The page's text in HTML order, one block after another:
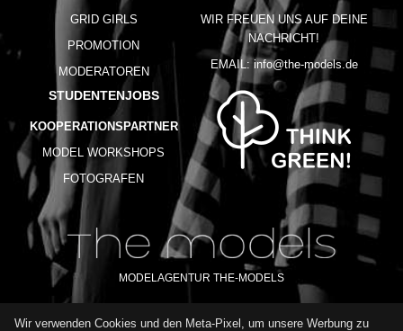
GRID GIRLS
PROMOTION
MODERATOREN
STUDENTENJOBS
KOOPERATIONSPARTNER
MODEL WORKSHOPS
FOTOGRAFEN
WIR FREUEN UNS AUF DEINE
NACHRICHT!
EMAIL: info@the-models.de
MODELAGENTUR THE-MODELS
IMPRESSUM AGB DATENSCHUTZ
Wir verwenden Cookies und den Meta-Pixel, um unsere Werbung zu